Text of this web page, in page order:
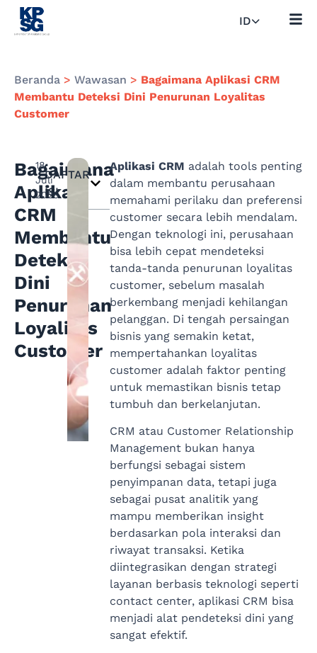
ID
Beranda > Wawasan > Bagaimana Aplikasi CRM
Membantu Deteksi Dini Penurunan Loyalitas
Customer
Bagaimana
Aplikasi
CRM
Membantu
Deteksi
Dini
Penurunan
Loyalitas
Customer
18
Juli
2025
DAFTAR
ISI
Aplikasi CRM adalah tools penting
dalam membantu perusahaan
memahami perilaku dan preferensi
customer secara lebih mendalam.
Dengan teknologi ini, perusahaan
bisa lebih cepat mendeteksi
tanda-tanda penurunan loyalitas
customer, sebelum masalah
berkembang menjadi kehilangan
pelanggan. Di tengah persaingan
bisnis yang semakin ketat,
mempertahankan loyalitas
customer adalah faktor penting
untuk memastikan bisnis tetap
tumbuh dan berkelanjutan.
CRM atau Customer Relationship
Management bukan hanya
berfungsi sebagai sistem
penyimpanan data, tetapi juga
sebagai pusat analitik yang
mampu memberikan insight
berdasarkan pola interaksi dan
riwayat transaksi. Ketika
diintegrasikan dengan strategi
layanan berbasis teknologi seperti
contact center, aplikasi CRM bisa
menjadi alat pendeteksi dini yang
sangat efektif.